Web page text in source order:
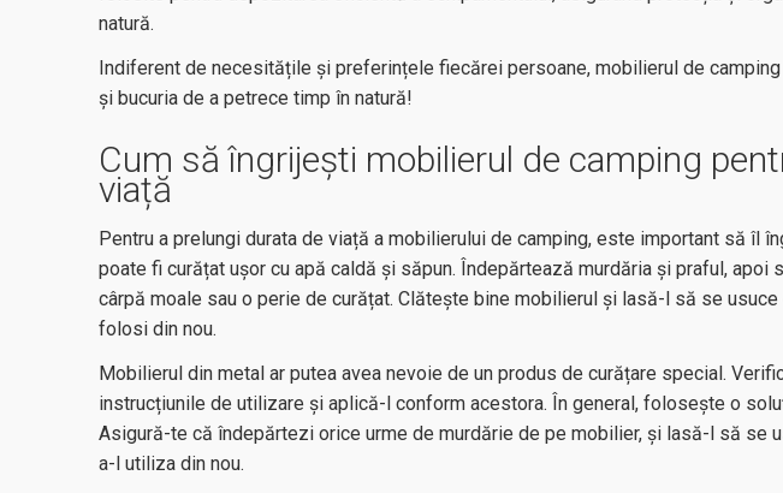
natură.
Indiferent de necesitățile și preferințele fiecărei persoane, mobilierul de
și bucuria de a petrece timp în natură!
Cum să îngrijești mobilierul de camping
viață
Pentru a prelungi durata de viață a mobilierului de camping, este important să îl
poate fi curățat ușor cu apă caldă și săpun. Îndepărtează murdăria și praful, apoi
cârpă moale sau o perie de curățat. Clătește bine mobilierul și lasă-l să se
folosi din nou.
Mobilierul din metal ar putea avea nevoie de un produs de curățare special.
instrucțiunile de utilizare și aplică-l conform acestora. În general, folosește o
Asigură-te că îndepărtezi orice urme de murdărie de pe mobilier, și lasă-l să se
a-l utiliza din nou.